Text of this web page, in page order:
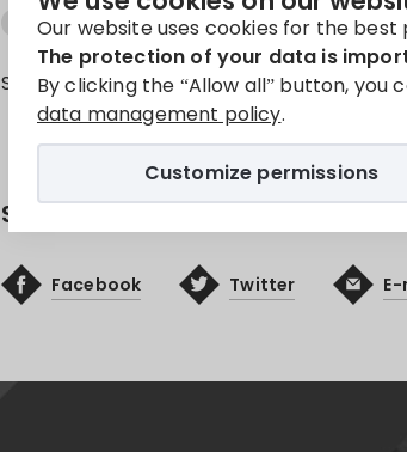
Our website uses cookies for the
The protection of your data is
By clicking the “Allow all” button,
data management policy.
Customize permissions
Hirdetmények Hirdetőtábla Végrehajtás
Sorry, this entry is only available inMagyar
Share
Facebook Twitter